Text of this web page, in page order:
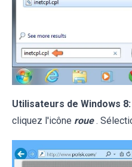
Utilisateurs de Windows 8:
cliquez l'icône roue .